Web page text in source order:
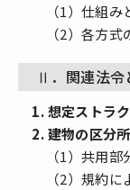
（1）仕組み
（2）各方式
Ⅱ．関連法令
1. 想定ストラ
2. 建物の区分
（1）共用部
（2）規約に